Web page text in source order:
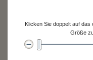
Klicken Sie doppelt auf das
Größe